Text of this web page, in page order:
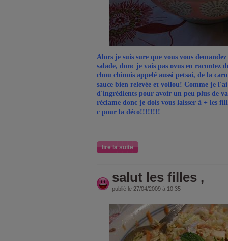
Alors je suis sure que vous vous
salade, donc je vais pas ovus en racontez
chou chinois appelé aussi petsai, de la
sauce bien relevée et voilou! Comme je
d'ingrédients pour avoir un peu plus de
réclame donc je dois vous laisser à + les
c pour la déco!!!!!!!!
lire la suite
salut les filles ,
publié le 27/04/2009 à 10:35